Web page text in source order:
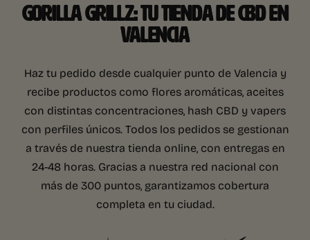
GORILLA GRILLZ: TU TIENDA DE CBD EN
VALENCIA
Haz tu pedido desde cualquier punto de Valencia y
recibe productos como flores aromáticas, aceites
con distintas concentraciones, hash CBD y vapers
con perfiles únicos. Todos los pedidos se gestionan
a través de nuestra tienda online, con entregas en
24-48 horas. Gracias a nuestra red nacional con
más de 300 puntos, garantizamos cobertura
completa en tu ciudad.